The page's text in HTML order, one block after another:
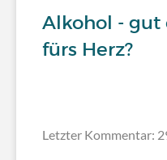
Alkohol - gut
fürs Herz?
Letzter Kommentar: